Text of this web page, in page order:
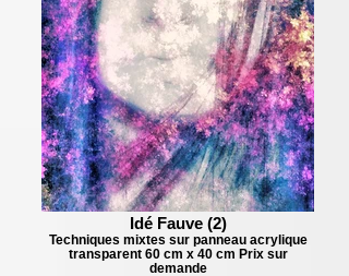
Idé Fauve (2)
Techniques mixtes sur panneau acrylique
transparent 60 cm x 40 cm Prix sur
demande